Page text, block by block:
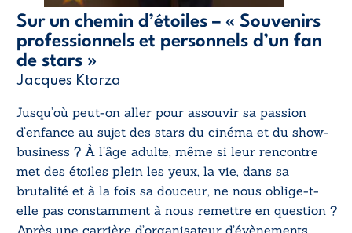
Sur un chemin d’étoiles – « Souvenirs
professionnels et personnels d’un fan
de stars »
Jacques Ktorza
Jusqu’où peut-on aller pour assouvir sa passion
d’enfance au sujet des stars du cinéma et du show-
business ? À l’âge adulte, même si leur rencontre
met des étoiles plein les yeux, la vie, dans sa
brutalité et à la fois sa douceur, ne nous oblige-t-
elle pas constamment à nous remettre en question ?
Après une carrière d’organisateur d’évènements